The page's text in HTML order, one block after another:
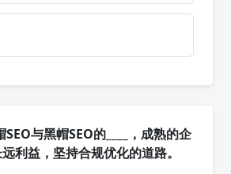
SEO与黑帽SEO的____，成熟的企
利益，坚持合规优化的道路。